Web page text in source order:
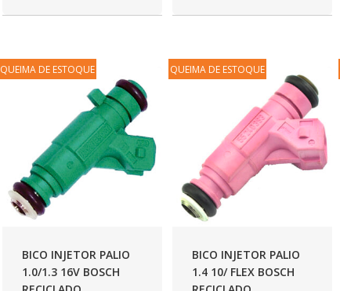
BICO INJETOR PALIO
1.0/1.3 16V BOSCH
QUEIMA DE ESTOQUE
BICO INJETOR PALIO
1.4 10/ FLEX BOSCH
QUEIMA DE ESTOQUE